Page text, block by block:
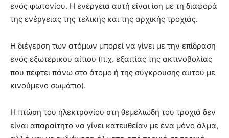
ενός φωτονίου. Η ενέργεια αυτή είναι ίση με τη διαφορά
της ενέργειας της τελικής και της αρχικής τροχιάς.
Η διέγερση των ατόμων μπορεί να γίνει με την επίδραση
ενός εξωτερικού αίτιου (π.χ. εξαιτίας της ακτινοβολίας
που πέφτει πάνω στο άτομο ή της σύγκρουσης αυτού με
κινούμενο σωμάτιο).
Η πτώση του ηλεκτρονίου στη θεμελιώδη του τροχιά δεν
είναι απαραίτητο να γίνει κατευθείαν με ένα μόνο άλμα,